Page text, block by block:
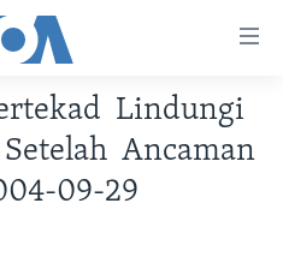
Lindungi
Ancaman
09-29